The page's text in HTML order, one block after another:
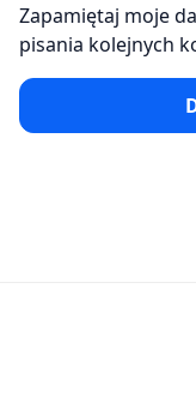
Zapamiętaj moje
pisania kolejnych